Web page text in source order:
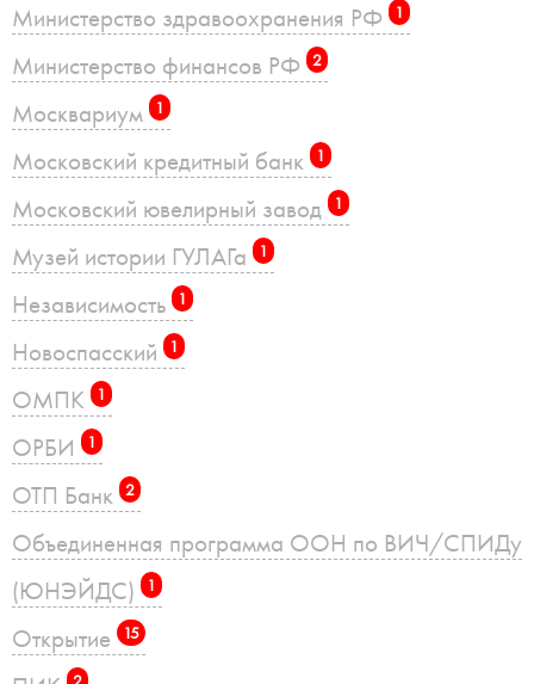
Министерство здравоохранения РФ 1
Министерство финансов РФ 2
Москвариум 1
Московский кредитный банк 1
Московский ювелирный завод 1
Музей истории ГУЛАГа 1
Независимость 1
Новоспасский 1
ОМПК 1
ОРБИ 1
ОТП Банк 2
Объединенная программа ООН по ВИЧ/СПИДу
(ЮНЭЙДС)
1
Открытие 15